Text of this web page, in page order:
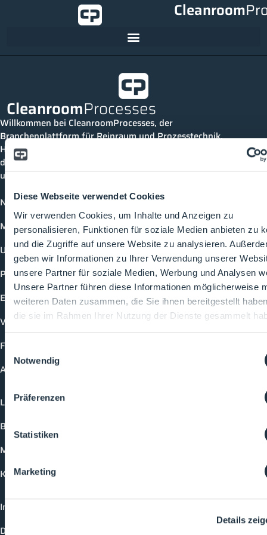
Diese Webseite verwendet Cookies
Wir verwenden Cookies, um Inhalte und Anzeigen zu
personalisieren, Funktionen für soziale Medien anbieten zu
und die Zugriffe auf unsere Website zu analysieren.
geben wir Informationen zu Ihrer Verwendung unserer
unsere Partner für soziale Medien, Werbung und Analysen
Unsere Partner führen diese Informationen möglicherweise
weiteren Daten zusammen, die Sie ihnen bereitgestellt
die sie im Rahmen Ihrer Nutzung der Dienste gesammelt
Einwilligungsauswahl
Notwendig
Präferenzen
Statistiken
Marketing
Details
Cleanroom
CleanroomProcesses
Willkommen bei CleanroomProcesses, der
Branchenplattform für Reinraum und Prozesstechnik.
Hier bleibst du immer auf dem neuesten Stand, kannst
dich mit anderen verknüpfen und alle relevanten Themen
und Events der Branche entdecken.
News
Mediathek
Unternehmen
Produkte
Events
Vorträge
Future-Faces
Academy
Login
Buchungsmöglichkeiten
Medienformate
Kontakt
Impressum
Datenschutzerklärung